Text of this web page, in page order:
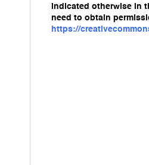
indicated otherwise in
need to obtain
https://